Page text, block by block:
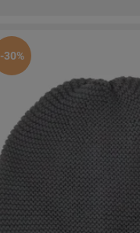
-30%